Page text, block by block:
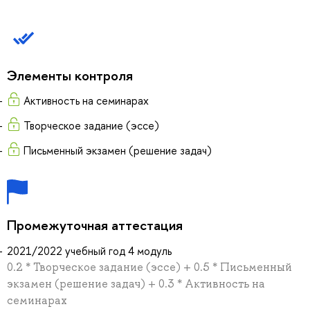
Элементы контроля
Активность на семинарах
Творческое задание (эссе)
Письменный экзамен (решение задач)
Промежуточная аттестация
2021/2022 учебный год 4 модуль
0.2 * Творческое задание (эссе) + 0.5 * Письменный
экзамен (решение задач) + 0.3 * Активность на
семинарах